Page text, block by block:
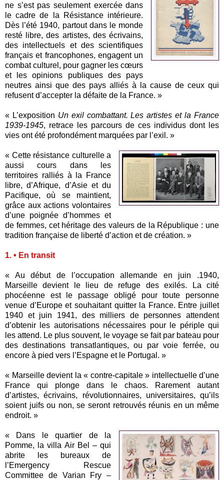
ne s’est pas seulement exercée dans
le cadre de la Résistance intérieure.
Dès l’été 1940, partout dans le monde
resté libre, des artistes, des écrivains,
des intellectuels et des scientifiques
français et francophones, engagent un
combat culturel, pour gagner les cœurs
et les opinions publiques des pays
neutres ainsi que des pays alliés à la cause de ceux qui
refusent d’accepter la défaite de la France. »
« L’exposition Un exil combattant. Les artistes et la France
1939-1945, retrace les parcours de ces individus dont les
vies ont été profondément marquées par l’exil. »
« Cette résistance culturelle a
aussi cours dans les
territoires ralliés à la France
libre, d’Afrique, d’Asie et du
Pacifique, où se maintient,
grâce aux actions volontaires
d’une poignée d’hommes et
de femmes, cet héritage des valeurs de la République : une
tradition française de liberté d’action et de création. »
1. • En transit
« Au début de l’occupation allemande en juin .1940,
Marseille devient le lieu de refuge des exilés. La cité
phocéenne est le passage obligé pour toute personne
venue d’Europe et souhaitant quitter la France. Entre juillet
1940 et juin 1941, des milliers de personnes attendent
d’obtenir les autorisations nécessaires pour le périple qui
les attend. Le plus souvent, le voyage se fait par bateau pour
des destinations transatlantiques, ou par voie ferrée, ou
encore à pied vers l’Espagne et le Portugal. »
« Marseille devient la « contre-capitale » intellectuelle d’une
France qui plonge dans le chaos. Rarement autant
d’artistes, écrivains, révolutionnaires, universitaires, qu’ils
soient juifs ou non, se seront retrouvés réunis en un même
endroit. »
« Dans le quartier de la
Pomme, la villa Air Bel – qui
abrite les bureaux de
l’Emergency Rescue
Committee de Varian Fry –